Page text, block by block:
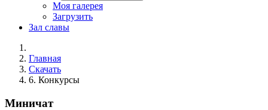
Моя галерея
Загрузить
Зал славы
Главная
Скачать
6. Конкурсы
Миничат